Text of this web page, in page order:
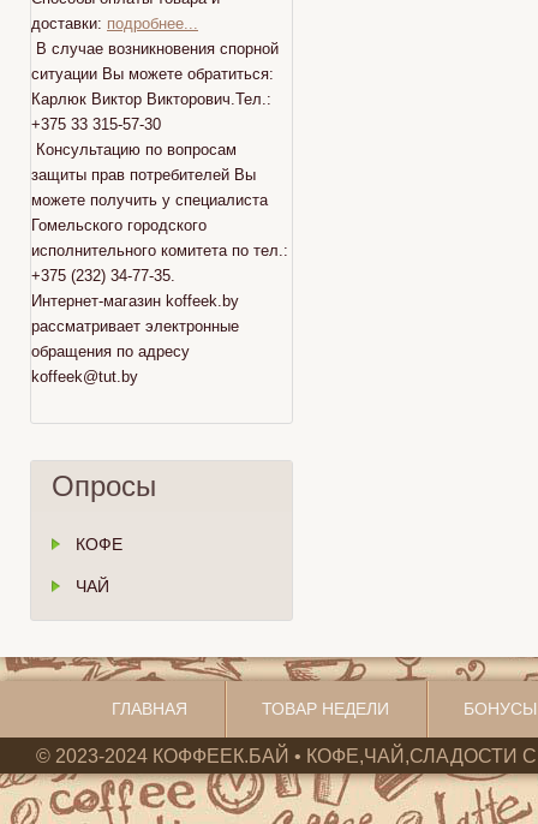
доставки: подробнее...
В случае возникновения спорной
ситуации Вы можете обратиться:
Карлюк Виктор Викторович.Тел.:
+375 33 315-57-30
Консультацию по вопросам
защиты прав потребителей Вы
можете получить у специалиста
Гомельского городского
исполнительного комитета по тел.:
+375 (232) 34-77-35.
Интернет-магазин koffeek.by
рассматривает электронные
обращения по адресу
koffeek@tut.by
Опросы
КОФЕ
ЧАЙ
ГЛАВНАЯ ТОВАР НЕДЕЛИ
© 2023-2024 КОФФЕЕК.БАЙ • КОФЕ,ЧАЙ,СЛАДОСТИ С